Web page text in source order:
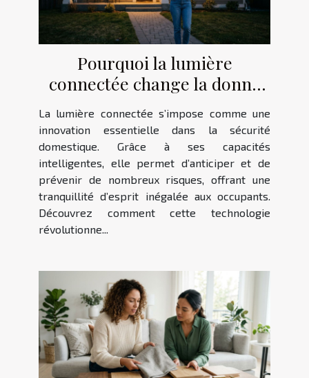
Pourquoi la lumière
connectée change la donne
dans la sécurité des foyers
La lumière connectée s’impose comme une
innovation essentielle dans la sécurité
domestique. Grâce à ses capacités
intelligentes, elle permet d’anticiper et de
prévenir de nombreux risques, offrant une
tranquillité d’esprit inégalée aux occupants.
Découvrez comment cette technologie
révolutionne...